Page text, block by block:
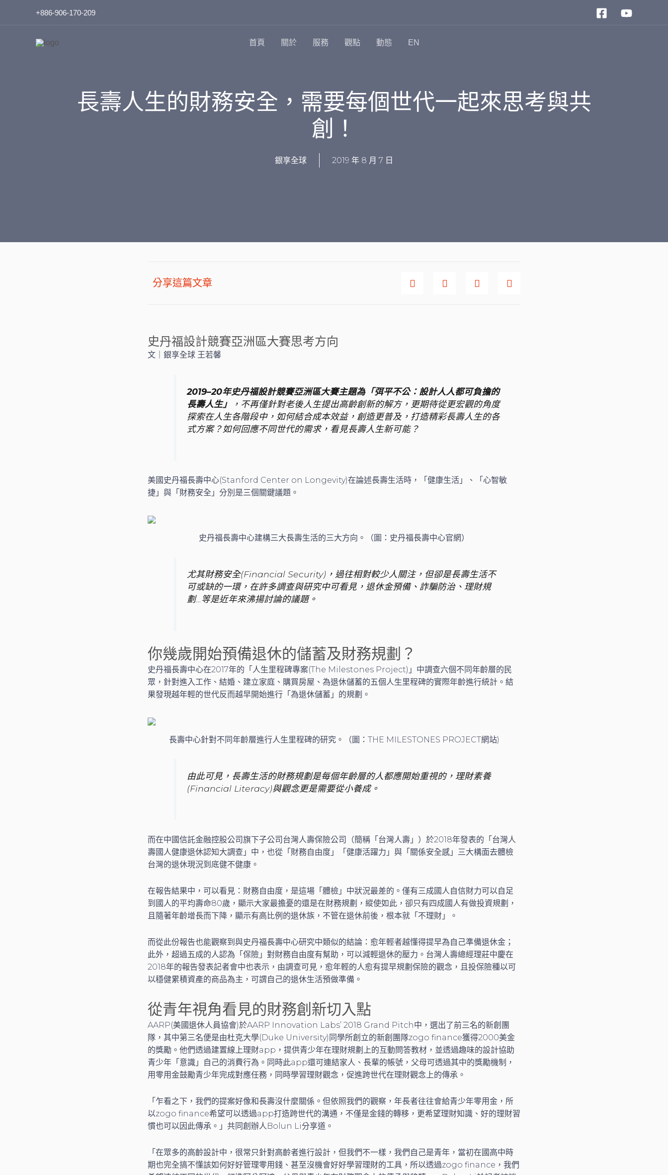
+886-906-170-209
首頁 關於 服務 觀點 動態 EN
長壽人生的財務安全，需要每個世代一起來思考與共
創！
銀享全球 2019 年 8 月 7 日
分享這篇文章
史丹福設計競賽亞洲區大賽思考方向
文｜銀享全球 王若馨
2019–20年史丹福設計競賽亞洲區大賽主題為「弭平不公：設計人人都可負擔的
長壽人生」
，不再僅針對老後人生提出高齡創新的解方，更期待從更宏觀的角度
探索在人生各階段中，如何結合成本效益，創造更普及，打造精彩長壽人生的各
式方案？如何回應不同世代的需求，看見長壽人生新可能？
美國史丹福長壽中心(Stanford Center on Longevity)在論述長壽生活時，「健康生活」、「心智敏
捷」與「財務安全」分別是三個關鍵議題。
史丹福長壽中心建構三大長壽生活的三大方向。（圖：史丹福長壽中心官網）
尤其財務安全(Financial Security)，過往相對較少人關注，但卻是長壽生活不
可或缺的一環，在許多調查與研究中可看見，退休金預備、詐騙防治、理財規
劃…等是近年來沸揚討論的議題。
你幾歲開始預備退休的儲蓄及財務規劃？
史丹福長壽中心在2017年的「人生里程碑專案(The Milestones Project)」中調查六個不同年齡層的民
眾，針對進入工作、結婚、建立家庭、購買房屋、為退休儲蓄的五個人生里程碑的實際年齡進行統計。結
果發現越年輕的世代反而越早開始進行「為退休儲蓄」的規劃。
長壽中心針對不同年齡層進行人生里程碑的研究。（圖：THE MILESTONES PROJECT網站)
由此可見，長壽生活的財務規劃是每個年齡層的人都應開始重視的，理財素養
(Financial Literacy)與觀念更是需要從小養成。
而在中國信託金融控股公司旗下子公司台灣人壽保險公司（簡稱「台灣人壽」）於2018年發表的「台灣人
壽國人健康退休認知大調查」中，也從「財務自由度」「健康活躍力」與「關係安全感」三大構面去體檢
台灣的退休現況到底健不健康。
在報告結果中，可以看見：財務自由度，是這場「體檢」中狀況最差的。僅有三成國人自信財力可以自足
到國人的平均壽命80歲，顯示大家最擔憂的還是在財務規劃，縱使如此，卻只有四成國人有做投資規劃，
且隨著年齡增長而下降，顯示有高比例的退休族，不管在退休前後，根本就「不理財」。
而從此份報告也能觀察到與史丹福長壽中心研究中類似的結論：愈年輕者越懂得提早為自己準備退休金；
此外，超過五成的人認為「保險」對財務自由度有幫助，可以減輕退休的壓力。台灣人壽總經理莊中慶在
2018年的報告發表記者會中也表示，由調查可見，愈年輕的人愈有提早規劃保險的觀念，且投保險種以可
以穩健累積資產的商品為主，可謂自己的退休生活預做準備。
從青年視角看見的財務創新切入點
AARP(美國退休人員協會)於AARP Innovation Labs’ 2018 Grand Pitch中，選出了前三名的新創團
隊，其中第三名便是由杜克大學(Duke University)同學所創立的新創團隊zogo finance獲得2000美金
的獎勵。他們透過建置線上理財app，提供青少年在理財規劃上的互動問答教材，並透過趣味的設計協助
青少年「意識」自己的消費行為。同時此app還可連結家人、長輩的帳號，父母可透過其中的獎勵機制，
用零用金鼓勵青少年完成對應任務，同時學習理財觀念，促進跨世代在理財觀念上的傳承。
「乍看之下，我們的提案好像和長壽沒什麼關係。但依照我們的觀察，年長者往往會給青少年零用金，所
以zogo finance希望可以透過app打造跨世代的溝通，不僅是金錢的轉移，更希望理財知識、好的理財習
慣也可以因此傳承。」共同創辦人Bolun Li分享道。
「在眾多的高齡設計中，很常只針對高齡者進行設計，但我們不一樣，我們自己是青年，當初在國高中時
期也完全搞不懂該如何好好管理零用錢、甚至沒機會好好學習理財的工具，所以透過zogo finance，我們